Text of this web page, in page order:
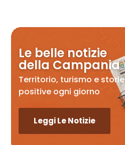
Le belle notizie
della Campania
Territorio, turismo e storie
positive ogni giorno
Leggi Le Notizie